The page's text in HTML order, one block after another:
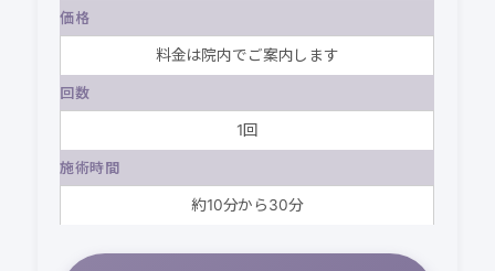
価格
料金は院内でご案内します
回数
1回
施術時間
約10分から30分